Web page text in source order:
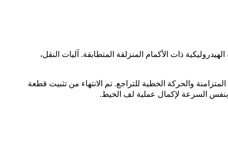
ذات الأكمام المنزلقة المتطابقة. آليات النقل،
والحركة الخطية للتراجع. تم الانتهاء من تثبيت قطعة
وبنفس السرعة لإكمال عملية لف الخيط.